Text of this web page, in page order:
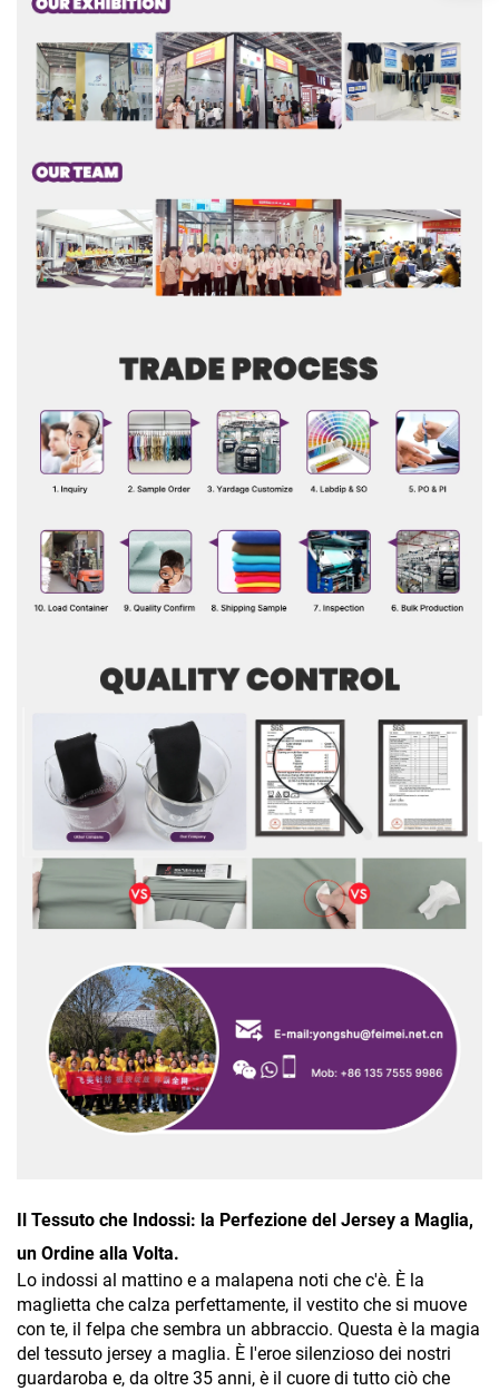
Il Tessuto che Indossi: la Perfezione del Jersey a Maglia,
un Ordine alla Volta.
Lo indossi al mattino e a malapena noti che c'è. È la
maglietta che calza perfettamente, il vestito che si muove
con te, il felpa che sembra un abbraccio. Questa è la magia
del tessuto jersey a maglia. È l'eroe silenzioso dei nostri
guardaroba e, da oltre 35 anni, è il cuore di tutto ciò che